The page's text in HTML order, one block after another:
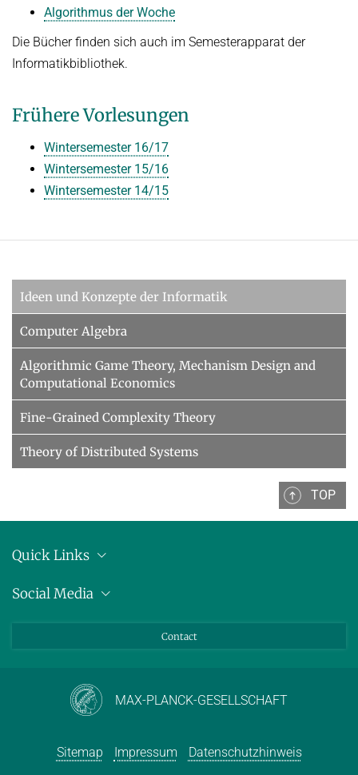
Algorithmus der Woche
Die Bücher finden sich auch im Semesterapparat der
Informatikbibliothek.
Frühere Vorlesungen
Wintersemester 16/17
Wintersemester 15/16
Wintersemester 14/15
Ideen und Konzepte der Informatik
Computer Algebra
Algorithmic Game Theory, Mechanism Design and
Computational Economics
Fine-Grained Complexity Theory
Theory of Distributed Systems
TOP
Quick Links
Pressemitteilungen
Social Media
Contact
MAX-PLANCK-GESELLSCHAFT
Sitemap Impressum Datenschutzhinweis